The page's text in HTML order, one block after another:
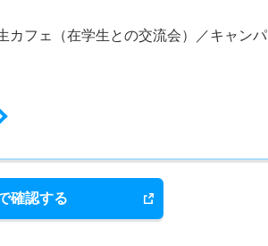
カフェ（在学生との交流会）／キャンパ
確認する